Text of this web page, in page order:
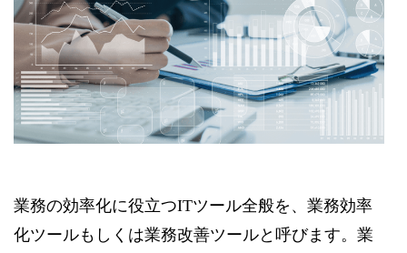
業務の効率化に役立つITツール全般を、業務効率
化ツールもしくは業務改善ツールと呼びます。業